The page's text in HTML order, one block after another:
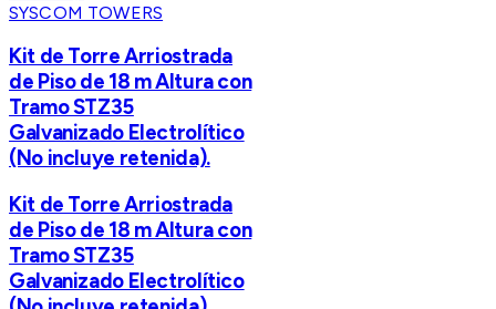
SYSCOM TOWERS
Kit de Torre Arriostrada
de Piso de 18 m Altura con
Tramo STZ35
Galvanizado Electrolítico
(No incluye retenida).
Kit de Torre Arriostrada
de Piso de 18 m Altura con
Tramo STZ35
Galvanizado Electrolítico